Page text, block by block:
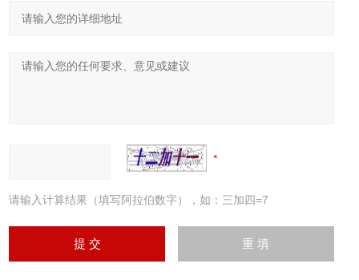
请输入计算结果（填写阿拉伯数字），如：三加四=7